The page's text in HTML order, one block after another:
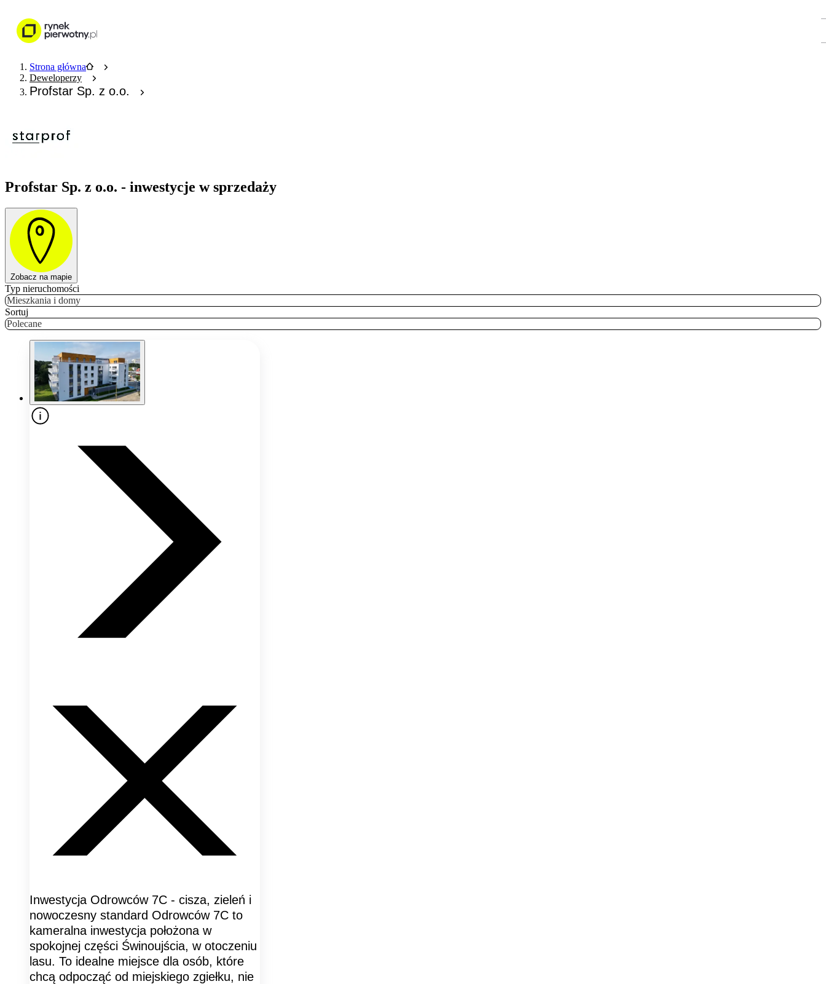
Nieruchomości
Strona główna
Deweloperzy
Profstar Sp. z o.o.
Profstar Sp. z o.o. - inwestycje w sprzedaży
Zobacz na mapie
Typ nieruchomości
Mieszkania i domy
Sortuj
Polecane
Inwestycja Odrowców 7C - cisza, zieleń i
nowoczesny standard Odrowców 7C to
kameralna inwestycja położona w
spokojnej części Świnoujścia, w otoczeniu
lasu. To idealne miejsce dla osób, które
chcą odpocząć od miejskiego zgiełku, nie